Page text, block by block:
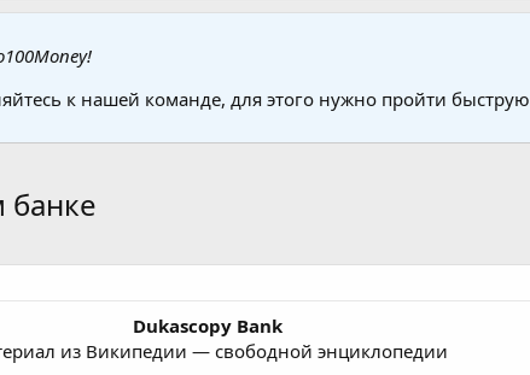
к нашей команде, для этого нужно пройти быструю
банке
Dukascopy Bank
из Википедии — свободной энциклопедии